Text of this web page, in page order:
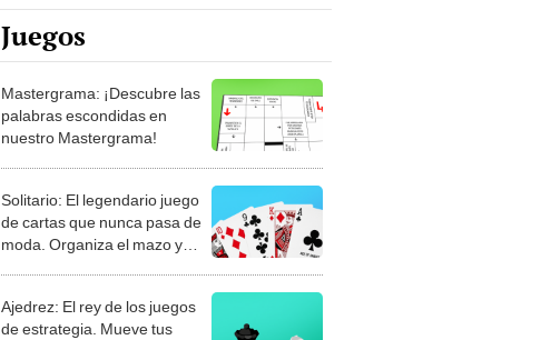
Juegos
Mastergrama: ¡Descubre las
palabras escondidas en
nuestro Mastergrama!
Solitario: El legendario juego
de cartas que nunca pasa de
moda. Organiza el mazo y
Ajedrez: El rey de los juegos
de estrategia. Mueve tus